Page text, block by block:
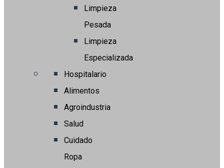
Limpieza
Pesada
Limpieza
Especializada
Hospitalario
Alimentos
Agroindustria
Salud
Cuidado
Ropa